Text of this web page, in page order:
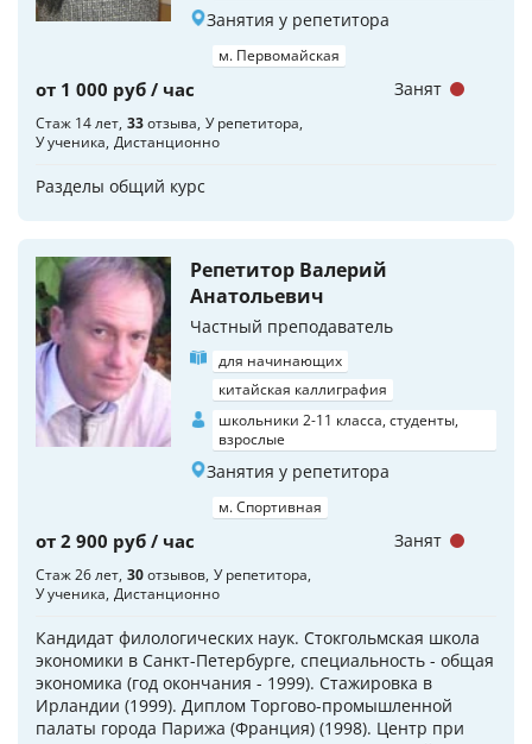
Занятия у репетитора
м. Первомайская
от 1 000 руб / час
Стаж 14 лет 33отзыва У репетитора
У ученика Дистанционно
Разделы общий курс
Занят
Репетитор Валерий
Анатольевич
Частный преподаватель
для начинающих
китайская каллиграфия
школьники 2-11 класса, студенты,
взрослые
Занятия у репетитора
м. Спортивная
от 2 900 руб / час
Стаж 26 лет 30отзывов У репетитора
У ученика Дистанционно
Кандидат филологических наук. Стокгольмская школа
экономики в Санкт-Петербурге, специальность - общая
экономика (год окончания - 1999). Стажировка в
Ирландии (1999). Диплом Торгово-промышленной
палаты города Парижа (Франция) (1998). Центр при
Занят